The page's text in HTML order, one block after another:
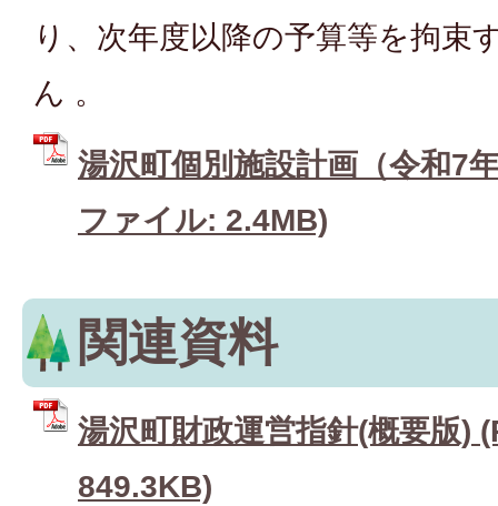
り、次年度以降の予算等を拘束
ん 。
湯沢町個別施設計画（令和7
ファイル: 2.4MB)
関連資料
湯沢町財政運営指針(概要版)
849.3KB)